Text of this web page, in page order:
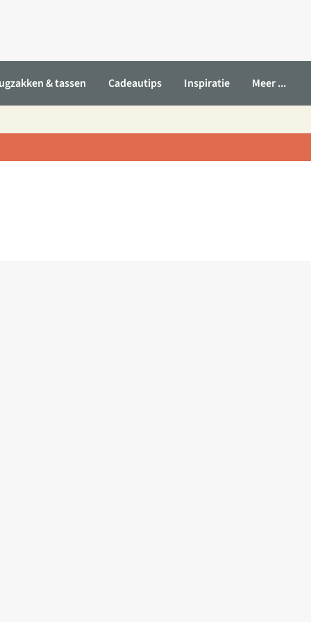
& tassen Cadeautips Inspiratie Meer ...